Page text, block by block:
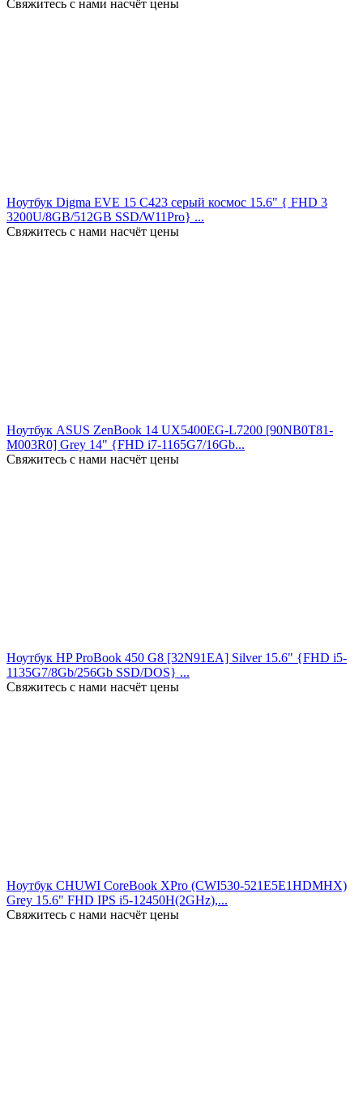
Свяжитесь с нами насчёт цены
Ноутбук Digma EVE 15 C423 серый космос 15.6" { FHD 3
3200U/8GB/512GB SSD/W11Pro} ...
Свяжитесь с нами насчёт цены
Ноутбук ASUS ZenBook 14 UX5400EG-L7200 [90NB0T81-
M003R0] Grey 14" {FHD i7-1165G7/16Gb...
Свяжитесь с нами насчёт цены
Ноутбук HP ProBook 450 G8 [32N91EA] Silver 15.6" {FHD i5-
1135G7/8Gb/256Gb SSD/DOS} ...
Свяжитесь с нами насчёт цены
Ноутбук CHUWI CoreBook XPro (CWI530-521E5E1HDMHX)
Grey 15.6" FHD IPS i5-12450H(2GHz),...
Свяжитесь с нами насчёт цены